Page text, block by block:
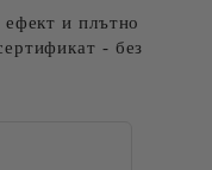
и плътно
- без